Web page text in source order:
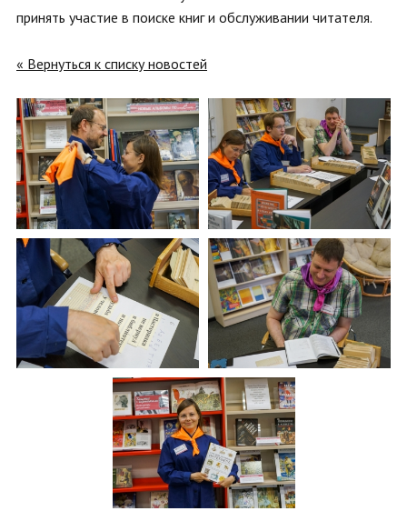
принять участие в поиске книг и обслуживании читателя.
« Вернуться к списку новостей